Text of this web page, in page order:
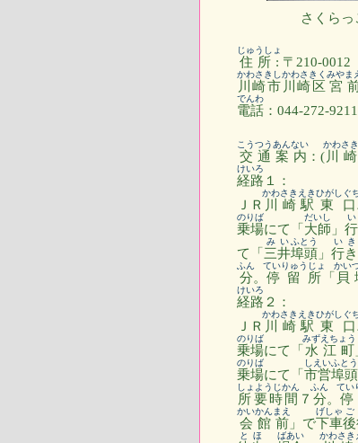
さくらっ
住所:
じゅうしょ
〒210-0012
川崎市
かわさきし
川崎区
かわさきく
宮
みやま
電話
でんわ
：044-272-9211
交通
こうつう
案内
あんない
：(川崎
かわさき
経路
けいろ
１：
ＪＲ 川崎
かわさき
駅
えき
東口
ひがしぐ
乗場
のりば
にて「 大師
だいし
」
て「 三井
みい
埠頭
ふとう
」 行き
いき
分
ふん
。 停留所
ていりゅうじょ
「 貝
かい
経路
けいろ
２：
ＪＲ 川崎
かわさき
駅
えき
東口
ひがしぐ
乗場
のりば
にて「 水江町
みずえちょう
乗場
のりば
にて「 市営
しえい
埠頭
ふとう
所要時間
しょようじかん
７ 分
ふん
。
てい
会館前
かいかんまえ
」で下車
げしゃ
後
ご
とほ ばあい かわさき